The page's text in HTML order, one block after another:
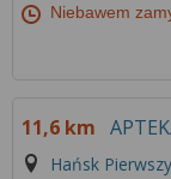
Niebawem
11,6 km
Hańsk